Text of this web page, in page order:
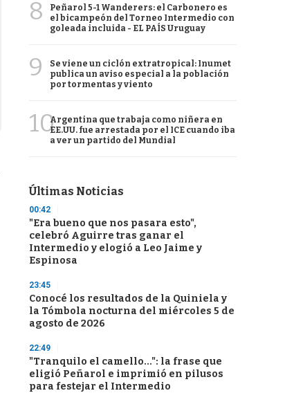
8
Peñarol 5-1 Wanderers: el Carbonero es
el bicampeón del Torneo Intermedio con
goleada incluida - EL PAÍS Uruguay
9
Se viene un ciclón extratropical: Inumet
publica un aviso especial a la población
por tormentas y viento
10Argentina que trabaja como niñera en
EE.UU. fue arrestada por el ICE cuando iba
a ver un partido del Mundial
Últimas Noticias
00:42
"Era bueno que nos pasara esto",
celebró Aguirre tras ganar el
Intermedio y elogió a Leo Jaime y
Espinosa
23:45
Conocé los resultados de la Quiniela y
la Tómbola nocturna del miércoles 5 de
agosto de 2026
22:49
"Tranquilo el camello...": la frase que
eligió Peñarol e imprimió en pilusos
para festejar el Intermedio